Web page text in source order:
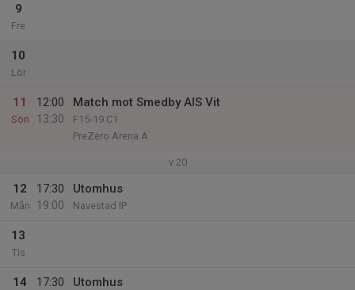
9
Fre
10
Lör
11
Sön
12:00
13:30
Match mot Smedby AIS Vit
F15-19 C1
PreZero Arena A
v.20
12
Mån
17:30
19:00
Utomhus
Navestad IP
13
Tis
14
17:30
Utomhus